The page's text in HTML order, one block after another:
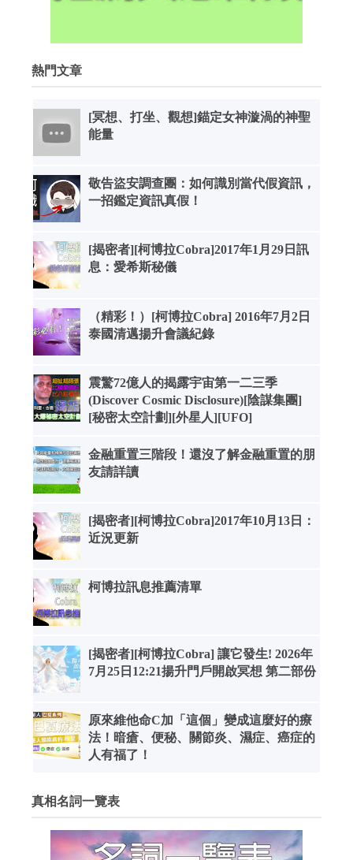
熱門文章
[冥想、打坐、觀想]錨定女神漩渦的神聖
能量
敬告盜安調查團：如何識別當代假資訊，
一招鑑定資訊真假！
[揭密者][柯博拉Cobra]2017年1月29日訊
息：愛希斯秘儀
（精彩！）[柯博拉Cobra] 2016年7月2日
泰國清邁揚升會議紀錄
震驚72億人的揭露宇宙第一二三季
(Discover Cosmic Disclosure)[陰謀集團]
[秘密太空計劃][外星人][UFO]
金融重置三階段！還沒了解金融重置的朋
友請詳讀
[揭密者][柯博拉Cobra]2017年10月13日：
近況更新
柯博拉訊息推薦清單
[揭密者][柯博拉Cobra] 讓它發生! 2026年
7月25日12:21揚升門戶開啟冥想 第二部份
原來維他命C加「這個」變成這麼好的療
法！暗瘡、便秘、關節炎、濕症、癌症的
人有福了！
真相名詞一覽表